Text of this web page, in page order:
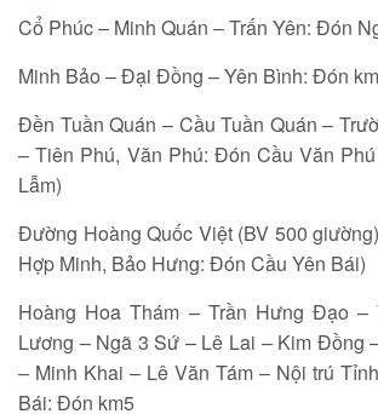
Cổ Phúc – Minh Quán – Trấn Yên: Đón
Minh Bảo – Đại Đồng – Yên Bình: Đón
Đền Tuần Quán – Cầu Tuần Quán –
– Tiên Phú, Văn Phú: Đón Cầu Văn
Lẫm)
Đường Hoàng Quốc Việt (BV 500
Hợp Minh, Bảo Hưng: Đón Cầu Yên Bái)
Hoàng Hoa Thám – Trần Hưng Đạo –
Lương – Ngã 3 Sứ – Lê Lai – Kim Đồng
– Minh Khai – Lê Văn Tám – Nội trú
Bái: Đón km5